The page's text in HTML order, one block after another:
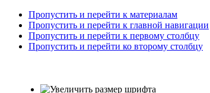
Пропустить и перейти к материалам
Пропустить и перейти к главной навигации
Пропустить и перейти к первому столбцу
Пропустить и перейти ко второму столбцу